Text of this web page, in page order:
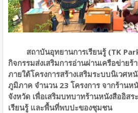
สถาบันอุทยานการเรียนรู้ (TK
กิจกรรมส่งเสริมการอ่านผ่านเครือข่าย
ภายใต้โครงการสร้างเสริมระบบนิเวศห
ภูมิภาค จำนวน 23 โครงการ จากร้านห
จังหวัด เพื่อเสริมบทบาทร้านหนังสืออิส
เรียนรู้ และพื้นที่พบปะของชุมชน